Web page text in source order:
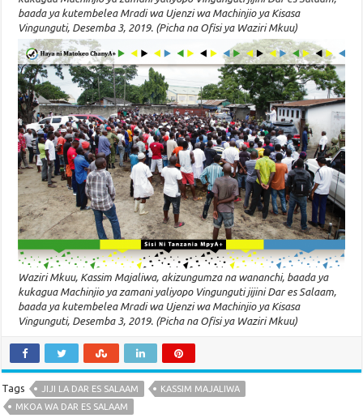
baada ya kutembelea Mradi wa Ujenzi wa Machinjio ya Kisasa
Vingunguti, Desemba 3, 2019. (Picha na Ofisi ya Waziri Mkuu)
Waziri Mkuu, Kassim Majaliwa, akizungumza na wananchi, baada ya
kukagua Machinjio ya zamani yaliyopo Vingunguti jijini Dar es Salaam,
baada ya kutembelea Mradi wa Ujenzi wa Machinjio ya Kisasa
Vingunguti, Desemba 3, 2019. (Picha na Ofisi ya Waziri Mkuu)
Tags JIJI LA DAR ES SALAAM
KASSIM MAJALIWA
MKOA WA DAR ES SALAAM